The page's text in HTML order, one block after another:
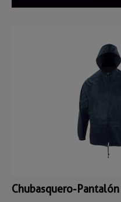
Chubasquero-Pantalón